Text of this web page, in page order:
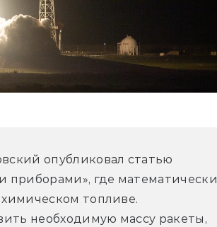
опубликовал статью
приборами», где математически
топливе.
необходимую массу ракеты,